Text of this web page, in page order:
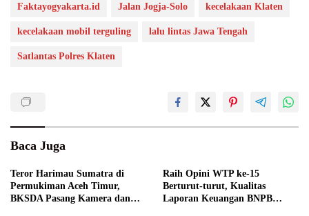
Faktayogyakarta.id Jalan Jogja-Solo kecelakaan Klaten
kecelakaan mobil terguling lalu lintas Jawa Tengah
Satlantas Polres Klaten
Baca Juga
Teror Harimau Sumatra di
Permukiman Aceh Timur,
BKSDA Pasang Kamera dan
Raih Opini WTP ke-15
Berturut-turut, Kualitas
Laporan Keuangan BNPB